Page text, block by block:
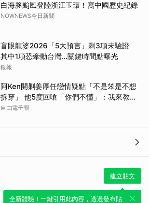
白海豚颱風登陸浙江玉環！寫中國歷史紀錄
NOWNEWS今日新聞
盲眼龍婆2026「5大預言」剩3項未驗證
其中1項恐牽動台灣...關鍵時間點曝光
鏡報
阿Ken開剿姜厚任戀情疑點「不是笨是不想
拆穿」 他5度回嗆「你們不懂」：我來教育
你們
自由電子報
建立貼文
全新體驗！一鍵引用此內容，透過發布貼